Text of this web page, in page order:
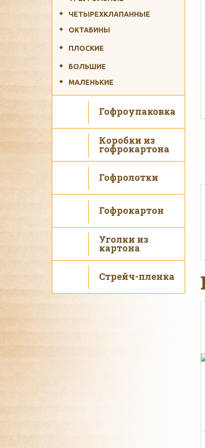
ЧЕТЫРЕХКЛАПАННЫЕ
ОКТАБИНЫ
ПЛОСКИЕ
БОЛЬШИЕ
МАЛЕНЬКИЕ
Гофроупаковка
Коробки из
гофрокартона
Гофролотки
Гофрокартон
Уголки из
картона
Стрейч-пленка